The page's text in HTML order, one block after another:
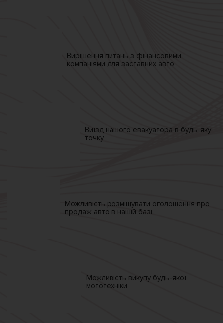
Вирішення питань з фінансовими
компаніями для заставних авто
Виїзд нашого евакуатора в будь-яку
точку.
Можливість розміщувати оголошення про
продаж авто в нашій базі
Можливість викупу будь-якої
мототехніки